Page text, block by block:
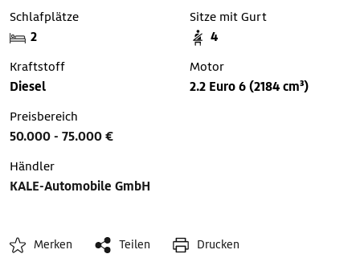
Schlafplätze
2
Sitze mit Gurt
4
Kraftstoff
Diesel
Motor
2.2 Euro 6 (2184 cm³)
Preisbereich
50.000 - 75.000 €
Händler
KALE-Automobile GmbH
Merken Teilen Drucken